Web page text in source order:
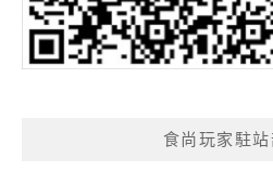
食尚玩家駐